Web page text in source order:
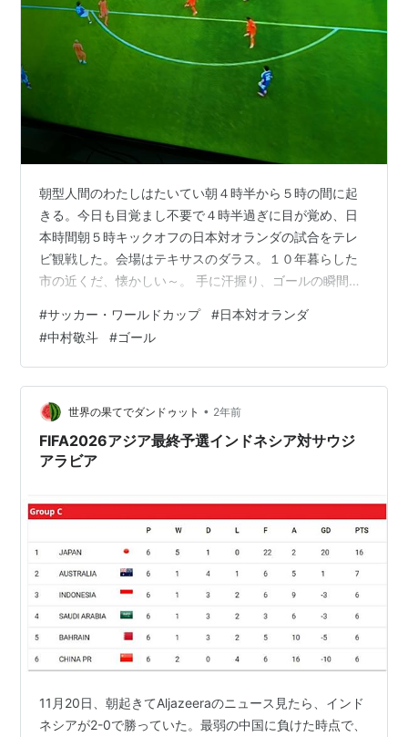
朝型人間のわたしはたいてい朝４時半から５時の間に起
きる。今日も目覚まし不要で４時半過ぎに目が覚め、日
本時間朝５時キックオフの日本対オランダの試合をテレ
ビ観戦した。会場はテキサスのダラス。１０年暮らした
市の近くだ、懐かしい～。 手に汗握り、ゴールの瞬間は
分け。そりゃ勝てればもっと嬉しい。でも、勝ち点１を
取れたのは良かった。 それにしても、中村敬斗のゴール
は素晴らしかった！彼の得意技である相手ディフェンダ
ーの股を抜くゴールがまた見られたのは本当に嬉し
い！！！ youtu.be 解説者が彼のシュートをコマ送りしな
がら詳しく説明してくれたので、その凄さ…
#サッカー・ワールドカップ #日本対オランダ
#中村敬斗 #ゴール
世界の果てでダンドゥット • 2年前
FIFA2026アジア最終予選インドネシア対サウジ
アラビア
11月20日、朝起きてAljazeeraのニュース見たら、インド
ネシアが2-0で勝っていた。最弱の中国に負けた時点で、